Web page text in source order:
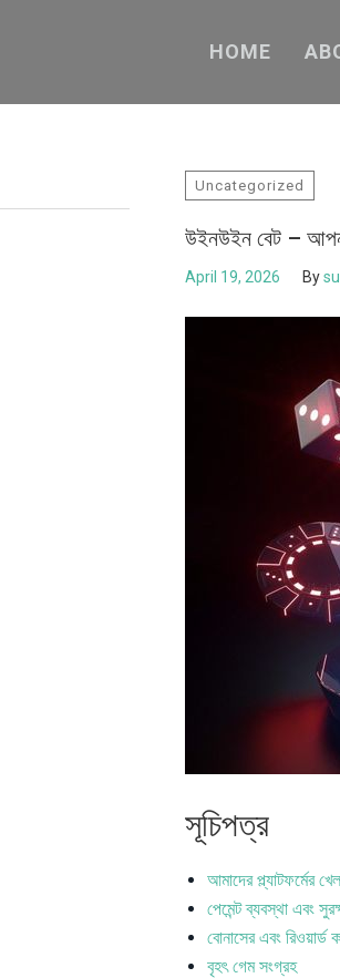
HOME
Uncategorized
উইনউইন বেট –
April 19, 2026 By
সূচিপত্র
আমাদের প্ল্যাটফর্মের
পেমেন্ট ব্যবস্থা এবং
বোনাসের এবং রিওয়ার্ড
বৃহৎ গেম সংগ্রহ